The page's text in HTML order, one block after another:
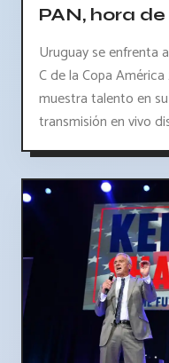
PAN, hora
Uruguay se enfrenta
C de la Copa
muestra talento en
transmisión en vivo